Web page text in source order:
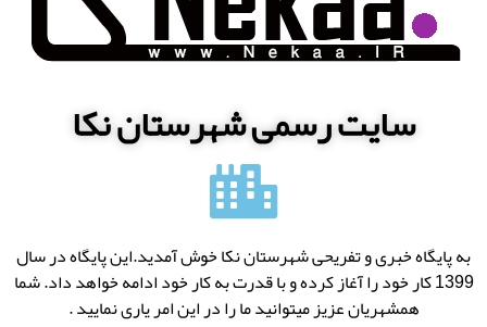
سایت رسمی شهرستان نکا
به پایگاه خبری و تفریحی شهرستان نکا خوش آمدید.این پایگاه در سال
1399 کار خود را آغاز کرده و با قدرت به کار خود ادامه خواهد داد. شما
همشهریان عزیز میتوانید ما را در این امر یاری نمایید .